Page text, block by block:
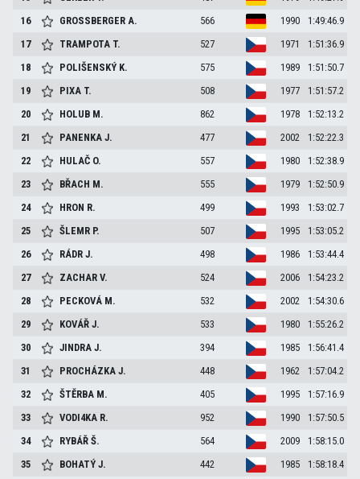
16
GROSSBERGERA. 566 1990
1:49:46.9
17
TRAMPOTA T. 527 1971
1:51:36.9
18
POLIŠENSKÝ K. 575 1989
1:51:50.7
19
PIXA T. 508 1977
1:51:57.2
20
HOLUB M. 862 1978
1:52:13.2
21
PANENKAJ. 477 2002
1:52:22.3
22
HULAČ O. 557 1980
1:52:38.9
23
BŘACH M. 555 1979
1:52:50.9
24
HRON R. 499 1993
1:53:02.7
25
ŠLEMR P. 507 1995
1:53:05.2
26
RÁDRJ. 498 1986
1:53:44.4
27
ZACHARV. 524 2006
1:54:23.2
28
PECKOVÁ M. 532 2002
1:54:30.6
29
KOVÁŘJ. 533 1980
1:55:26.2
30
JINDRAJ. 394 1985
1:56:41.4
31
PROCHÁZKAJ. 448 1962
1:57:04.2
32
ŠTĚRBA M. 405 1995
1:57:16.9
33
VODI4KA R. 952 1990
1:57:50.5
34
RYBÁŘŠ. 564 2009
1:58:15.0
35
BOHATÝJ. 442 1985
1:58:18.4